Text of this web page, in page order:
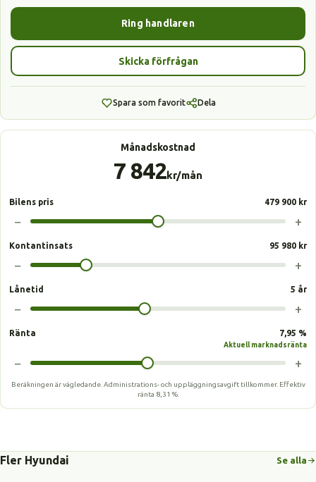
Ring handlaren
Skicka förfrågan
Spara som favorit Dela
Månadskostnad
7 842kr/mån
Bilens pris 479 900 kr
− +
Kontantinsats 95 980 kr
− +
Lånetid 5 år
− +
Ränta 7,95 %
Aktuell marknadsränta
− +
Beräkningen är vägledande. Administrations- och uppläggningsavgift tillkommer. Effektiv
ränta 8,31 %.
Fler Hyundai Se alla